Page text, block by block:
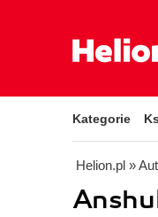
Kategorie
Helion.pl »